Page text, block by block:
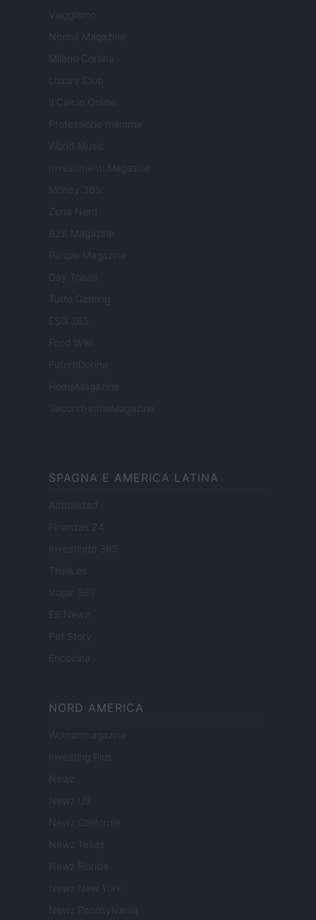
Viaggiamo
Nonne Magazine
Milano Cortina
Luxury Club
Il Calcio Online
Professione mamma
World Music
Investimenti Magazine
Money 365
Zona Nerd
B2B Magazine
People Magazine
Day Travel
Tutto Gaming
ESG 365
Food Wiki
FuturoDonna
HomeMagazine
SecondHomeMagazine
SPAGNA E AMERICA LATINA
Actualidad
Finanzas 24
Investindo 365
Think.es
Viajar 365
ES Newz
Pet Story
Encocina
NORD AMERICA
Womanmagazine
Investing Plus
Newz
Newz US
Newz California
Newz Texas
Newz Florida
Newz New York
Newz Pennsylvania